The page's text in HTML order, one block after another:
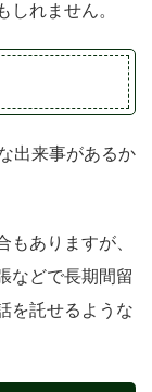
しれません。
出来事があるか
ありますが、
などで長期間留
を託せるような